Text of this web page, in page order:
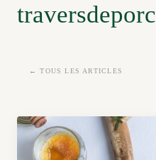
traversdeporc
← TOUS LES ARTICLES